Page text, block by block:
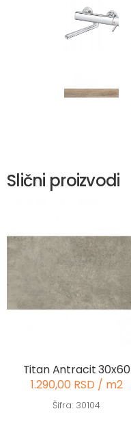
Slični proizvodi
Titan Antracit 30x60
1.290,00 RSD / m2
Šifra: 30104